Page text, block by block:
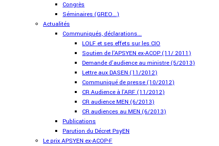
Congrès
Séminaires (GREO...)
Actualités
Communiqués, déclarations...
LOLF et ses effets sur les CIO
Soutien de l'APSYEN ex-ACOP (11/ 2011)
Demande d'audience au ministre (5/2013)
Lettre aux DASEN (11/2012)
Communiqué de presse (10/2012)
CR Audience à l'ARF (11/2012)
CR audience MEN (6/2013)
CR audiences au MEN (6/2013)
Publications
Parution du Décret PsyEN
Le prix APSYEN ex-ACOP-F